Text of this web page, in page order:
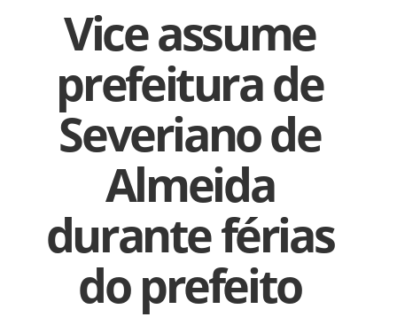
Vice assume
prefeitura de
Severiano de
Almeida
durante férias
do prefeito